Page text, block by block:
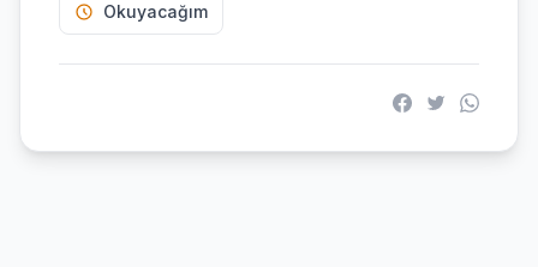
Okuyacağım